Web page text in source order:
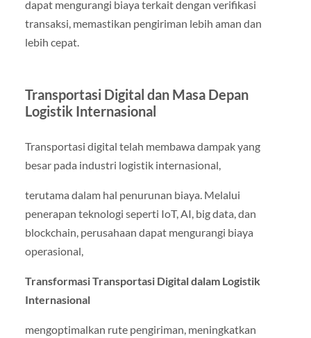
dapat mengurangi biaya terkait dengan verifikasi
transaksi, memastikan pengiriman lebih aman dan
lebih cepat.
Transportasi Digital dan Masa Depan
Logistik Internasional
Transportasi digital telah membawa dampak yang
besar pada industri logistik internasional,
terutama dalam hal penurunan biaya. Melalui
penerapan teknologi seperti IoT, AI, big data, dan
blockchain, perusahaan dapat mengurangi biaya
operasional,
Transformasi Transportasi Digital dalam Logistik
Internasional
mengoptimalkan rute pengiriman, meningkatkan